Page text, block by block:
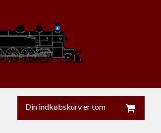
Din indkøbskurv er tom